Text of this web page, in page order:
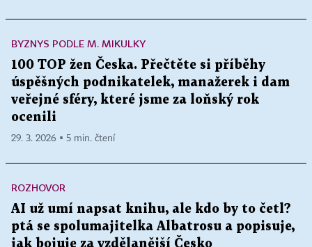
BYZNYS PODLE M. MIKULKY
100 TOP žen Česka. Přečtěte si příběhy
úspěšných podnikatelek, manažerek i dam
veřejné sféry, které jsme za loňský rok
ocenili
29. 3. 2026 ▪ 5 min. čtení
ROZHOVOR
AI už umí napsat knihu, ale kdo by to četl?
ptá se spolumajitelka Albatrosu a popisuje,
jak bojuje za vzdělanější Česko